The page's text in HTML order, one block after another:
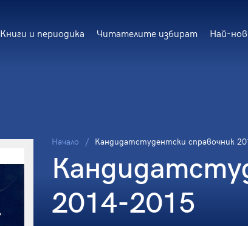
Книги и периодика Читателите избират Най-
Начало Кандидатстудентски справочник
2014-2015